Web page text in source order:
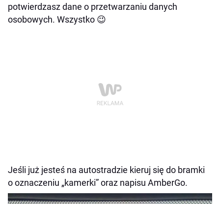
potwierdzasz dane o przetwarzaniu danych
osobowych. Wszystko 😉
Jeśli już jesteś na autostradzie kieruj się do bramki
o oznaczeniu „kamerki” oraz napisu AmberGo.